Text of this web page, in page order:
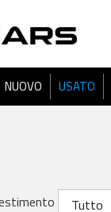
NUOVO USATO